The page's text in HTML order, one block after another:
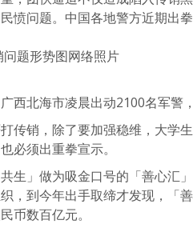
愤问题。中国各地警方近期出拳
题形势图网络照片
西北海市凌晨出动2100名军警
传销，除了要加强稳维，大学
必须出重拳宣示。
生」做为吸金口号的「善心汇
，到今年出手取缔才发现，「
币数百亿元。